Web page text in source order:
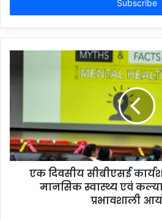
एक दिवसीय सीबीएसई
मानसिक स्वास्थ्य एवं
प्रभावशाली